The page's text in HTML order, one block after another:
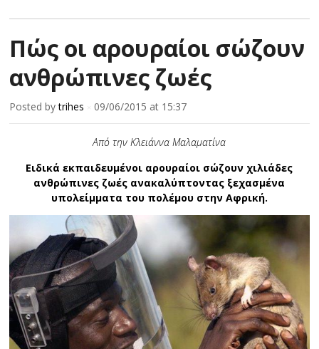
Πώς οι αρουραίοι σώζουν
ανθρώπινες ζωές
Posted bytrihes 09/06/2015 at 15:37
Aπό την Κλειάννα Μαλαματίνα
Ειδικά εκπαιδευμένοι αρουραίοι σώζουν χιλιάδες
ανθρώπινες ζωές ανακαλύπτοντας ξεχασμένα
υπολείμματα του πολέμου στην Αφρική.